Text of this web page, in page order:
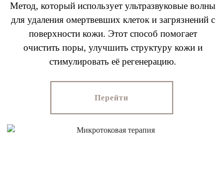
Метод, который использует ультразвуковые волны
для удаления омертвевших клеток и загрязнений с
поверхности кожи. Этот способ помогает
очистить поры, улучшить структуру кожи и
стимулировать её регенерацию.
Перейти